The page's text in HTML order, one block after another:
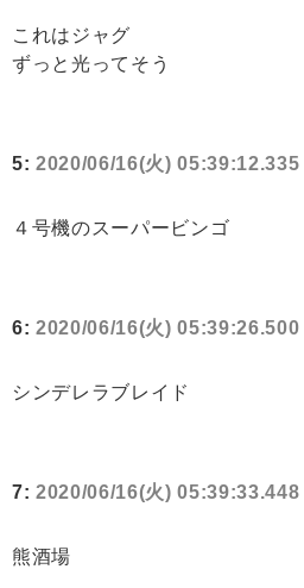
これはジャグ
ずっと光ってそう
5: 2020/06/16(火)
４号機のスーパービンゴ
6: 2020/06/16(火)
シンデレラブレイド
7: 2020/06/16(火)
熊酒場